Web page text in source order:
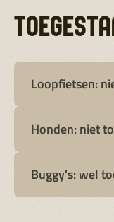
Loopfietsen:
Honden: niet
Buggy's: wel